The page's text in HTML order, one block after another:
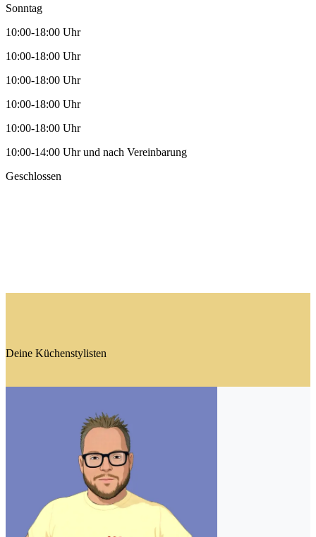
Sonntag
10:00-18:00 Uhr
10:00-18:00 Uhr
10:00-18:00 Uhr
10:00-18:00 Uhr
10:00-18:00 Uhr
10:00-14:00 Uhr und nach Vereinbarung
Geschlossen
Deine Küchenstylisten